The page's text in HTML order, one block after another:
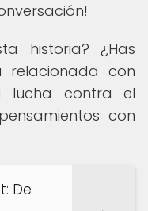
historia? ¿Has
relacionada con
lucha contra el
con
De